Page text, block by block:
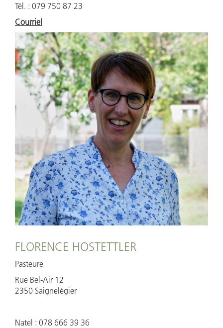
Tél. : 079 750 87 23
Courriel
FLORENCE HOSTETTLER
Pasteure
Rue Bel-Air 12
2350 Saignelégier
Natel : 078 666 39 36